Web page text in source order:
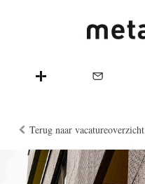
Terug naar vacatureoverzicht